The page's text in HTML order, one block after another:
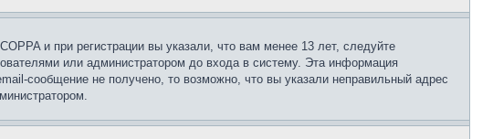
и при регистрации вы указали, что вам менее 13 лет, следуйте
или администратором до входа в систему. Эта информация
сообщение не получено, то возможно, что вы указали неправильный адрес